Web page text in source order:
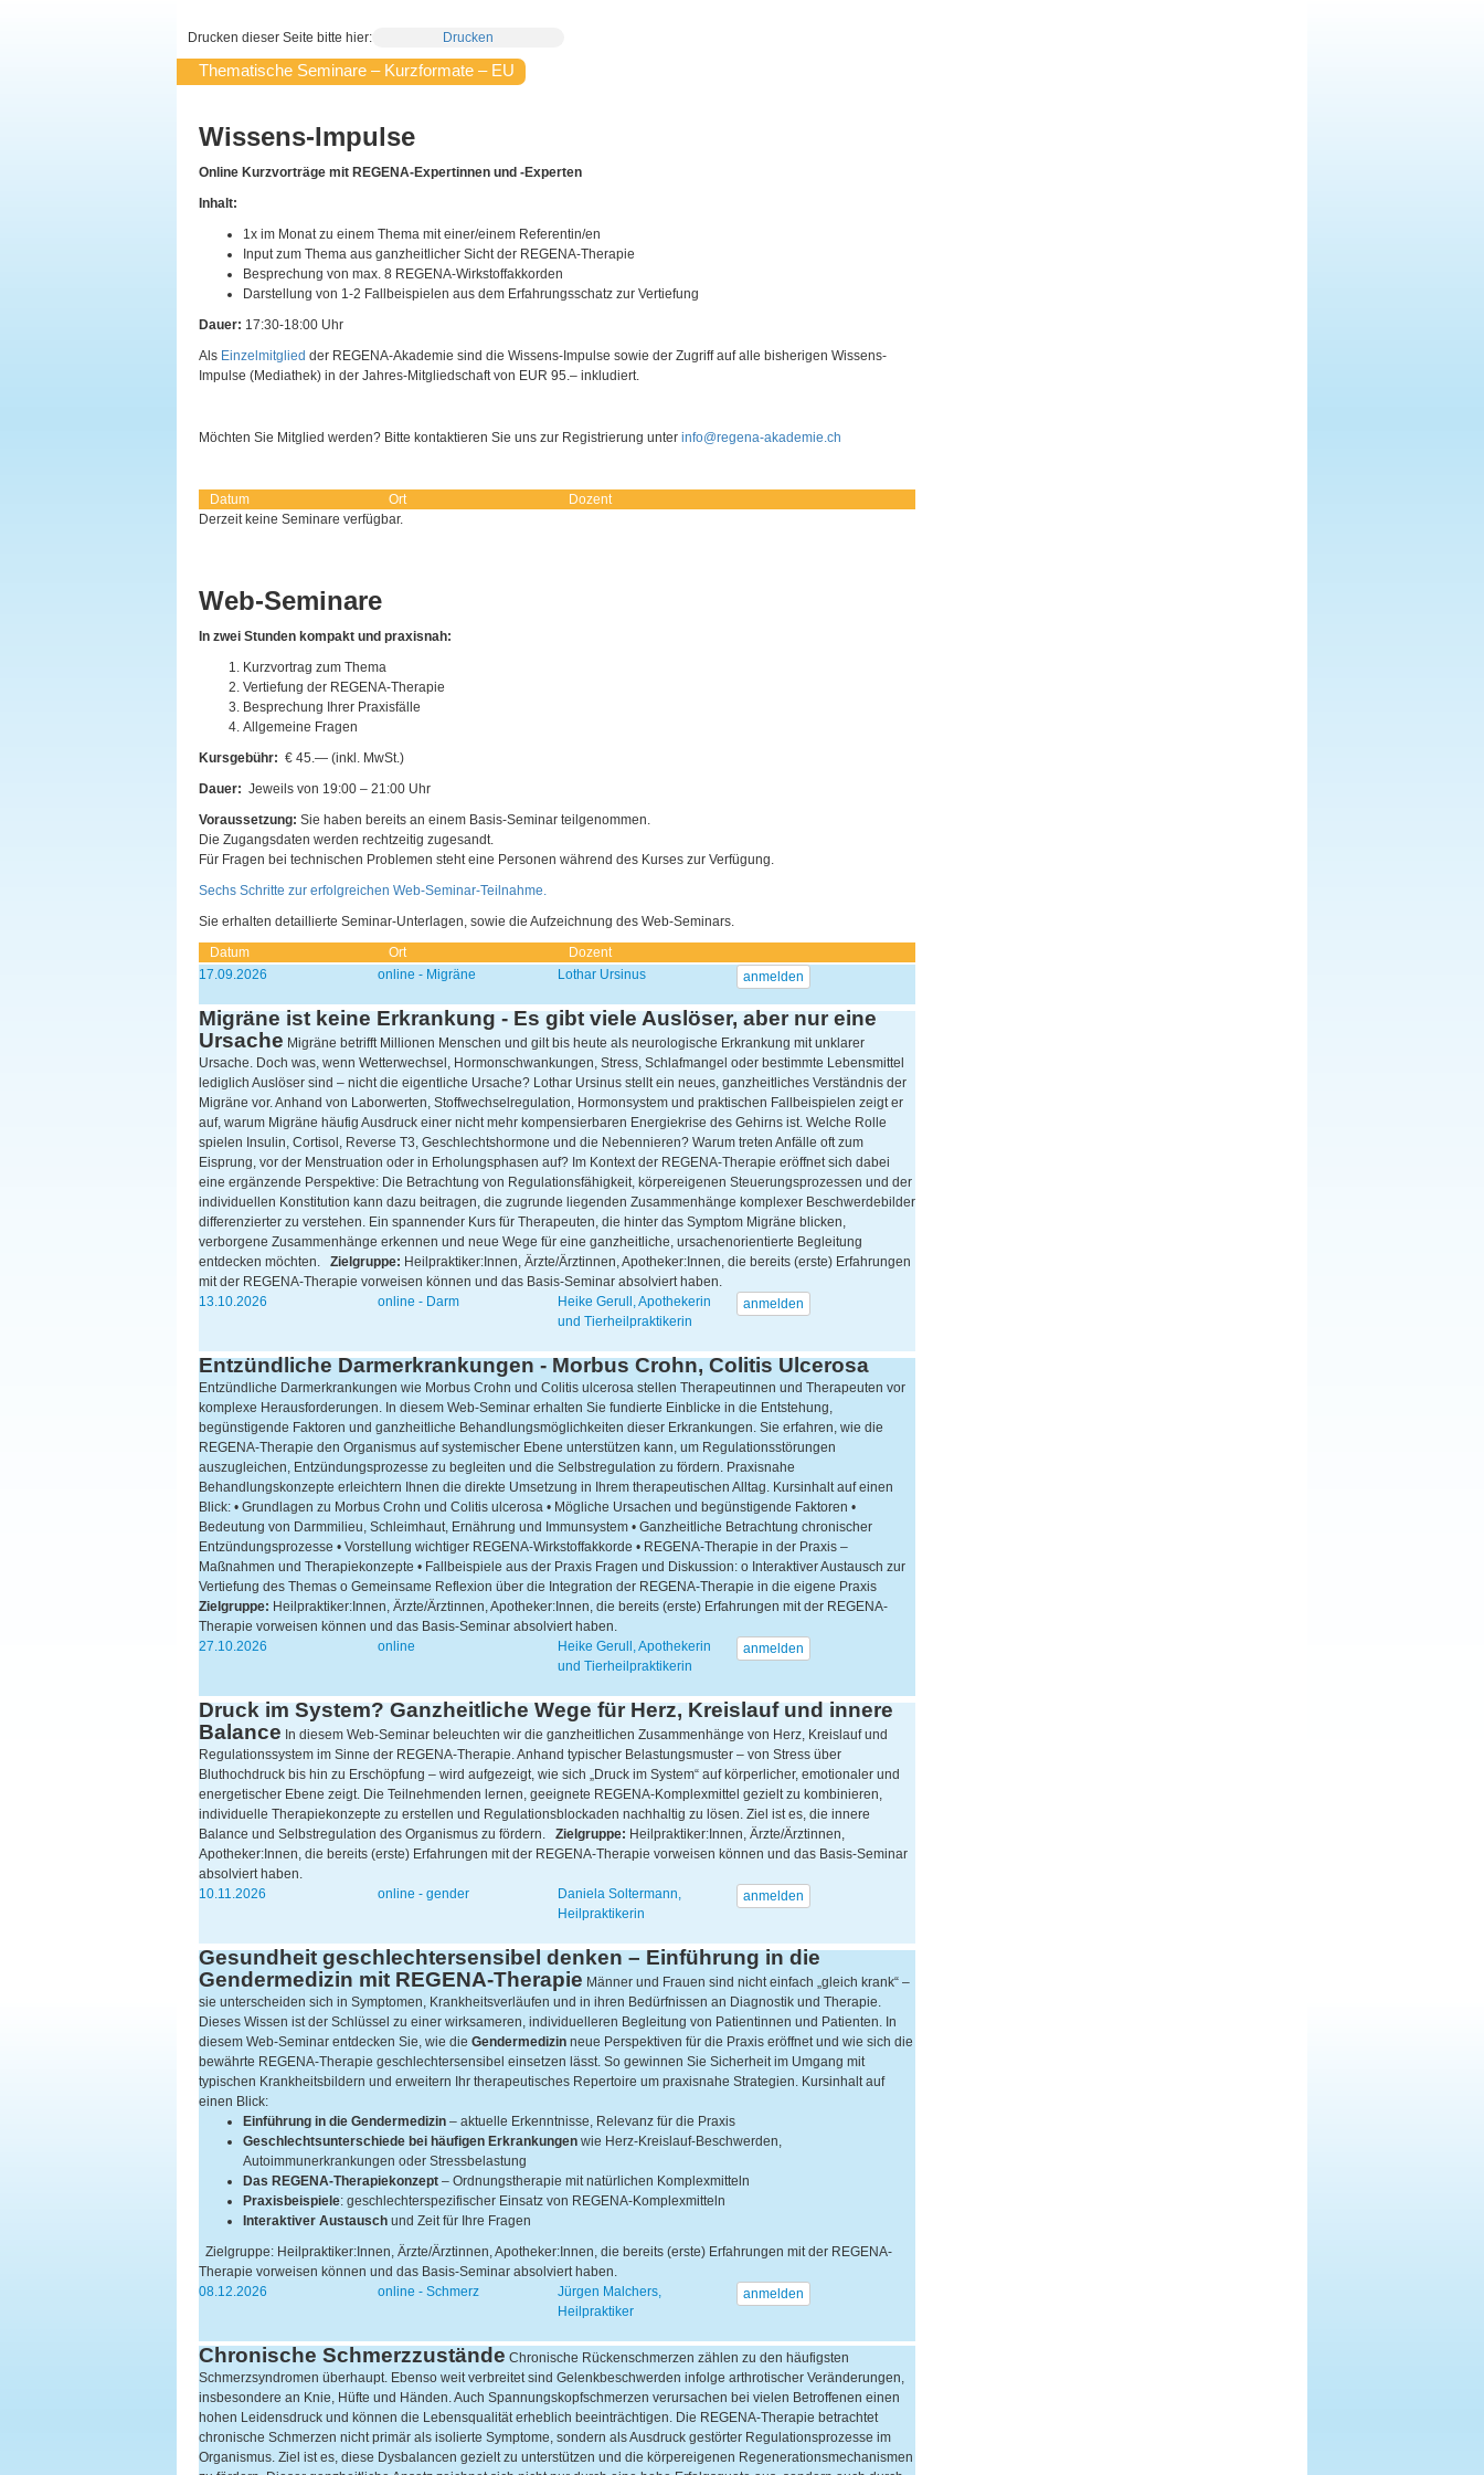
Drucken dieser Seite bitte hier: Drucken
Thematische Seminare – Kurzformate – EU
Wissens-Impulse
Online Kurzvorträge mit REGENA-Expertinnen und -Experten
Inhalt:
1x im Monat zu einem Thema mit einer/einem Referentin/en
Input zum Thema aus ganzheitlicher Sicht der REGENA-Therapie
Besprechung von max. 8 REGENA-Wirkstoffakkorden
Darstellung von 1-2 Fallbeispielen aus dem Erfahrungsschatz zur Vertiefung
Dauer: 17:30-18:00 Uhr
Als Einzelmitglied der REGENA-Akademie sind die Wissens-Impulse sowie der Zugriff auf alle bisherigen Wissens-
Impulse (Mediathek) in der Jahres-Mitgliedschaft von EUR 95.– inkludiert.
Möchten Sie Mitglied werden? Bitte kontaktieren Sie uns zur Registrierung unter info@regena-akademie.ch
Datum Ort
Dozent
Derzeit keine Seminare verfügbar.
Web-Seminare
In zwei Stunden kompakt und praxisnah:
Kurzvortrag zum Thema
Vertiefung der REGENA-Therapie
Besprechung Ihrer Praxisfälle
Allgemeine Fragen
Kursgebühr: € 45.— (inkl. MwSt.)
Dauer: Jeweils von 19:00 – 21:00 Uhr
Voraussetzung: Sie haben bereits an einem Basis-Seminar teilgenommen.
Die Zugangsdaten werden rechtzeitig zugesandt.
Für Fragen bei technischen Problemen steht eine Personen während des Kurses zur Verfügung.
Sechs Schritte zur erfolgreichen Web-Seminar-Teilnahme.
Sie erhalten detaillierte Seminar-Unterlagen, sowie die Aufzeichnung des Web-Seminars.
Datum
Ort
Dozent
17.09.2026
online - Migräne Lothar Ursinus anmelden
Migräne ist keine Erkrankung - Es gibt viele Auslöser, aber nur eine
Ursache Migräne betrifft Millionen Menschen und gilt bis heute als neurologische Erkrankung mit unklarer
Ursache. Doch was, wenn Wetterwechsel, Hormonschwankungen, Stress, Schlafmangel oder bestimmte Lebensmittel
lediglich Auslöser sind – nicht die eigentliche Ursache? Lothar Ursinus stellt ein neues, ganzheitliches Verständnis der
Migräne vor. Anhand von Laborwerten, Stoffwechselregulation, Hormonsystem und praktischen Fallbeispielen zeigt er
auf, warum Migräne häufig Ausdruck einer nicht mehr kompensierbaren Energiekrise des Gehirns ist. Welche Rolle
spielen Insulin, Cortisol, Reverse T3, Geschlechtshormone und die Nebennieren? Warum treten Anfälle oft zum
Eisprung, vor der Menstruation oder in Erholungsphasen auf? Im Kontext der REGENA-Therapie eröffnet sich dabei
eine ergänzende Perspektive: Die Betrachtung von Regulationsfähigkeit, körpereigenen Steuerungsprozessen und der
individuellen Konstitution kann dazu beitragen, die zugrunde liegenden Zusammenhänge komplexer Beschwerdebilder
differenzierter zu verstehen. Ein spannender Kurs für Therapeuten, die hinter das Symptom Migräne blicken,
verborgene Zusammenhänge erkennen und neue Wege für eine ganzheitliche, ursachenorientierte Begleitung
entdecken möchten. Zielgruppe: Heilpraktiker:Innen, Ärzte/Ärztinnen, Apotheker:Innen, die bereits (erste) Erfahrungen
mit der REGENA-Therapie vorweisen können und das Basis-Seminar absolviert haben.
13.10.2026
online - Darm
Heike Gerull, Apothekerin
und Tierheilpraktikerin
anmelden
Entzündliche Darmerkrankungen - Morbus Crohn, Colitis Ulcerosa
Entzündliche Darmerkrankungen wie Morbus Crohn und Colitis ulcerosa stellen Therapeutinnen und Therapeuten vor
komplexe Herausforderungen. In diesem Web-Seminar erhalten Sie fundierte Einblicke in die Entstehung,
begünstigende Faktoren und ganzheitliche Behandlungsmöglichkeiten dieser Erkrankungen. Sie erfahren, wie die
REGENA-Therapie den Organismus auf systemischer Ebene unterstützen kann, um Regulationsstörungen
auszugleichen, Entzündungsprozesse zu begleiten und die Selbstregulation zu fördern. Praxisnahe
Behandlungskonzepte erleichtern Ihnen die direkte Umsetzung in Ihrem therapeutischen Alltag. Kursinhalt auf einen
Blick: • Grundlagen zu Morbus Crohn und Colitis ulcerosa • Mögliche Ursachen und begünstigende Faktoren •
Bedeutung von Darmmilieu, Schleimhaut, Ernährung und Immunsystem • Ganzheitliche Betrachtung chronischer
Entzündungsprozesse • Vorstellung wichtiger REGENA-Wirkstoffakkorde • REGENA-Therapie in der Praxis –
Maßnahmen und Therapiekonzepte • Fallbeispiele aus der Praxis Fragen und Diskussion: o Interaktiver Austausch zur
Vertiefung des Themas o Gemeinsame Reflexion über die Integration der REGENA-Therapie in die eigene Praxis
Zielgruppe: Heilpraktiker:Innen, Ärzte/Ärztinnen, Apotheker:Innen, die bereits (erste) Erfahrungen mit der REGENA-
Therapie vorweisen können und das Basis-Seminar absolviert haben.
27.10.2026
online
Heike Gerull, Apothekerin
und Tierheilpraktikerin
anmelden
Druck im System? Ganzheitliche Wege für Herz, Kreislauf und innere
Balance In diesem Web-Seminar beleuchten wir die ganzheitlichen Zusammenhänge von Herz, Kreislauf und
Regulationssystem im Sinne der REGENA-Therapie. Anhand typischer Belastungsmuster – von Stress über
Bluthochdruck bis hin zu Erschöpfung – wird aufgezeigt, wie sich „Druck im System“ auf körperlicher, emotionaler und
energetischer Ebene zeigt. Die Teilnehmenden lernen, geeignete REGENA-Komplexmittel gezielt zu kombinieren,
individuelle Therapiekonzepte zu erstellen und Regulationsblockaden nachhaltig zu lösen. Ziel ist es, die innere
Balance und Selbstregulation des Organismus zu fördern. Zielgruppe: Heilpraktiker:Innen, Ärzte/Ärztinnen,
Apotheker:Innen, die bereits (erste) Erfahrungen mit der REGENA-Therapie vorweisen können und das Basis-Seminar
absolviert haben.
10.11.2026
online - gender
Daniela Soltermann,
Heilpraktikerin
anmelden
Gesundheit geschlechtersensibel denken – Einführung in die
Gendermedizin mit REGENA-Therapie Männer und Frauen sind nicht einfach „gleich krank“ –
sie unterscheiden sich in Symptomen, Krankheitsverläufen und in ihren Bedürfnissen an Diagnostik und Therapie.
Dieses Wissen ist der Schlüssel zu einer wirksameren, individuelleren Begleitung von Patientinnen und Patienten. In
diesem Web-Seminar entdecken Sie, wie die Gendermedizin neue Perspektiven für die Praxis eröffnet und wie sich die
bewährte REGENA-Therapie geschlechtersensibel einsetzen lässt. So gewinnen Sie Sicherheit im Umgang mit
typischen Krankheitsbildern und erweitern Ihr therapeutisches Repertoire um praxisnahe Strategien. Kursinhalt auf
einen Blick:
Einführung in die Gendermedizin – aktuelle Erkenntnisse, Relevanz für die Praxis
Geschlechtsunterschiede bei häufigen Erkrankungen wie Herz-Kreislauf-Beschwerden,
Autoimmunerkrankungen oder Stressbelastung
Das REGENA-Therapiekonzept – Ordnungstherapie mit natürlichen Komplexmitteln
Praxisbeispiele: geschlechterspezifischer Einsatz von REGENA-Komplexmitteln
Interaktiver Austausch und Zeit für Ihre Fragen
Zielgruppe: Heilpraktiker:Innen, Ärzte/Ärztinnen, Apotheker:Innen, die bereits (erste) Erfahrungen mit der REGENA-
Therapie vorweisen können und das Basis-Seminar absolviert haben.
08.12.2026
online - Schmerz
Jürgen Malchers,
Heilpraktiker
anmelden
Chronische Schmerzzustände Chronische Rückenschmerzen zählen zu den häufigsten
Schmerzsyndromen überhaupt. Ebenso weit verbreitet sind Gelenkbeschwerden infolge arthrotischer Veränderungen,
insbesondere an Knie, Hüfte und Händen. Auch Spannungskopfschmerzen verursachen bei vielen Betroffenen einen
hohen Leidensdruck und können die Lebensqualität erheblich beeinträchtigen. Die REGENA-Therapie betrachtet
chronische Schmerzen nicht primär als isolierte Symptome, sondern als Ausdruck gestörter Regulationsprozesse im
Organismus. Ziel ist es, diese Dysbalancen gezielt zu unterstützen und die körpereigenen Regenerationsmechanismen